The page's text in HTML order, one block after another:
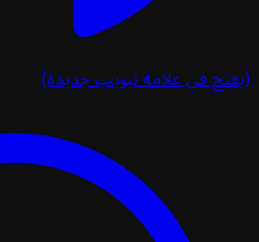
في علامة تبويب جديدة)